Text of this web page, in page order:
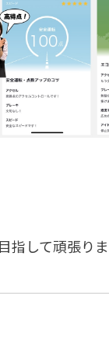
指して頑張り